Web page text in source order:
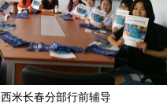
西米长春分部行前辅导